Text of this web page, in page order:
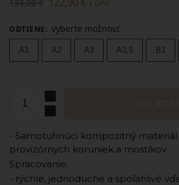
134,00€ s DPH
ODTIENE: vyberte možnosť
A1 A2 A3 A3,5 B1
- Samotuhnúci kompozitný materiál
provizórnych koruniek a mostíkov
Spracovanie:
- rýchle, jednoduché a spoľahlivé